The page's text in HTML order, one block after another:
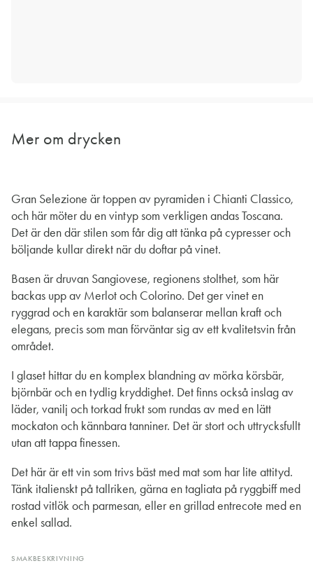
Mer om drycken
Gran Selezione är toppen av pyramiden i Chianti Classico,
och här möter du en vintyp som verkligen andas Toscana.
Det är den där stilen som får dig att tänka på cypresser och
böljande kullar direkt när du doftar på vinet.
Basen är druvan Sangiovese, regionens stolthet, som här
backas upp av Merlot och Colorino. Det ger vinet en
ryggrad och en karaktär som balanserar mellan kraft och
elegans, precis som man förväntar sig av ett kvalitetsvin från
området.
I glaset hittar du en komplex blandning av mörka körsbär,
björnbär och en tydlig kryddighet. Det finns också inslag av
läder, vanilj och torkad frukt som rundas av med en lätt
mockaton och kännbara tanniner. Det är stort och uttrycksfullt
utan att tappa finessen.
Det här är ett vin som trivs bäst med mat som har lite attityd.
Tänk italienskt på tallriken, gärna en tagliata på ryggbiff med
rostad vitlök och parmesan, eller en grillad entrecote med en
enkel sallad.
SMAKBESKRIVNING